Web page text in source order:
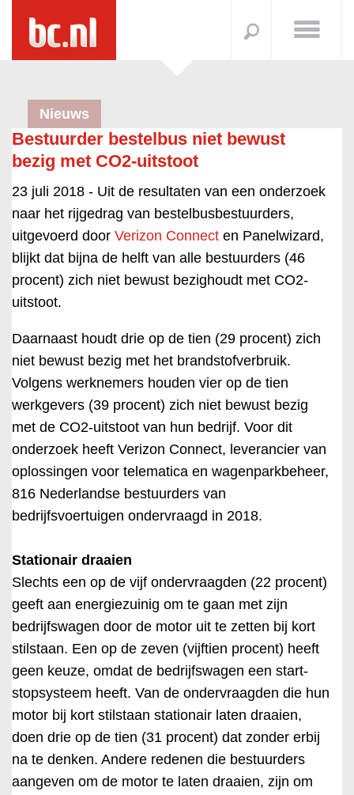
Nieuws
Bestuurder bestelbus niet bewust
bezig met CO2-uitstoot
23 juli 2018 - Uit de resultaten van een onderzoek
naar het rijgedrag van bestelbusbestuurders,
uitgevoerd door Verizon Connect en Panelwizard,
blijkt dat bijna de helft van alle bestuurders (46
procent) zich niet bewust bezighoudt met CO2-
uitstoot.
Daarnaast houdt drie op de tien (29 procent) zich
niet bewust bezig met het brandstofverbruik.
Volgens werknemers houden vier op de tien
werkgevers (39 procent) zich niet bewust bezig
met de CO2-uitstoot van hun bedrijf. Voor dit
onderzoek heeft Verizon Connect, leverancier van
oplossingen voor telematica en wagenparkbeheer,
816 Nederlandse bestuurders van
bedrijfsvoertuigen ondervraagd in 2018.
Stationair draaien
Slechts een op de vijf ondervraagden (22 procent)
geeft aan energiezuinig om te gaan met zijn
bedrijfswagen door de motor uit te zetten bij kort
stilstaan. Een op de zeven (vijftien procent) heeft
geen keuze, omdat de bedrijfswagen een start-
stopsysteem heeft. Van de ondervraagden die hun
motor bij kort stilstaan stationair laten draaien,
doen drie op de tien (31 procent) dat zonder erbij
na te denken. Andere redenen die bestuurders
aangeven om de motor te laten draaien, zijn om